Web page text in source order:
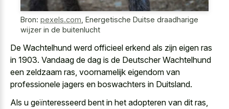
Bron: pexels.com Energetische Duitse draadharige
wijzer in de buitenlucht
De Wachtelhund werd officieel erkend als zijn eigen ras
in 1903. Vandaag de dag is de Deutscher Wachtelhund
een zeldzaam ras, voornamelijk eigendom van
professionele jagers en boswachters in Duitsland.
Als u geïnteresseerd bent in het adopteren van dit ras,